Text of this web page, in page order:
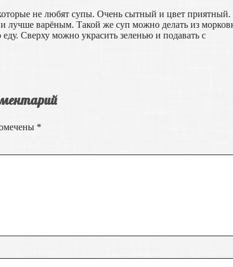
не любят супы. Очень сытный и цвет приятный.
лучше варёным. Такой же суп можно делать из
Сверху можно украсить зеленью и подавать с
*